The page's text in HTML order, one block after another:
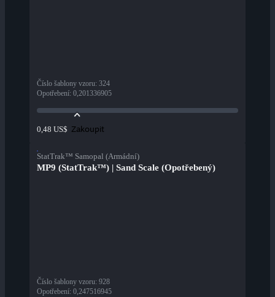
Číslo šablony vzoru: 324
Opotřebení: 0,201336905
0,48 US$ Zakoupit
StatTrak™ Samopal (Armádní)
MP9 (StatTrak™) | Sand Scale (Opotřebený)
Číslo šablony vzoru: 928
Opotřebení: 0,247516945